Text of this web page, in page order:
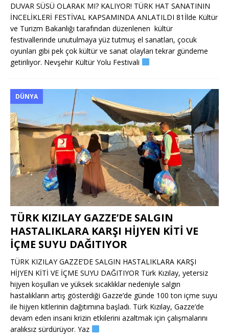
DUVAR SÜSÜ OLARAK MI? KALIYOR! TÜRK HAT SANATININ
İNCELİKLERİ FESTİVAL KAPSAMINDA ANLATILDI 81İlde Kültür
ve Turizm Bakanlığı tarafından düzenlenen kültür
festivallerinde unutulmaya yüz tutmuş el sanatları, çocuk
oyunları gibi pek çok kültür ve sanat olayları tekrar gündeme
getiriliyor. Nevşehir Kültür Yolu Festivali
DÜNYA
TÜRK KIZILAY GAZZE’DE SALGIN
HASTALIKLARA KARŞI HİJYEN KİTİ VE
İÇME SUYU DAĞITIYOR
TÜRK KIZILAY GAZZE’DE SALGIN HASTALIKLARA KARŞI
HİJYEN KİTİ VE İÇME SUYU DAĞITIYOR Türk Kızılay, yetersiz
hijyen koşulları ve yüksek sıcaklıklar nedeniyle salgın
hastalıkların artış gösterdiği Gazze’de günde 100 ton içme suyu
ile hijyen kitlerinin dağıtımına başladı. Türk Kızılay, Gazze’de
devam eden insani krizin etkilerini azaltmak için çalışmalarını
aralıksız sürdürüyor. Yaz